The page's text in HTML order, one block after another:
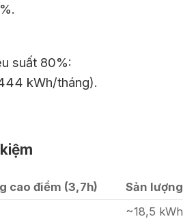
suất 80%:
kWh/tháng).
cao điểm (3,7h) Sản
~18,5 kWh